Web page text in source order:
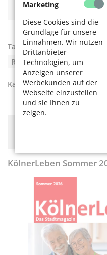
Marketing
Diese Cookies sind die
Grundlage für unsere
Einnahmen. Wir nutzen
Drittanbieter-
Technologien, um
Anzeigen unserer
Werbekunden auf der
Webseite einzustellen
und sie Ihnen zu
zeigen.
Tags: Ergonomie , Fahrrad
Radfahren ,
Kategorien: Rad fahren ,
Hier könnte Werbung
finanzieren. Bitte
KölnerLeben Sommer